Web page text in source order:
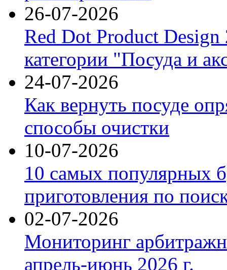
26-07-2026
Red Dot Product Design
категории "Посуда и
24-07-2026
Как вернуть посуде
способы очистки
10-07-2026
10 самых популярных
приготовления по
02-07-2026
Мониторинг
апрель-июнь 2026 г.